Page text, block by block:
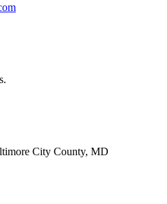
City County, MD